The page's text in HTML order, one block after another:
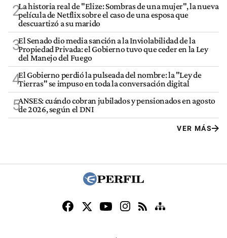
2La historia real de "Elize: Sombras de una mujer", la nueva
película de Netflix sobre el caso de una esposa que
descuartizó a su marido
3El Senado dio media sanción a la Inviolabilidad de la
Propiedad Privada: el Gobierno tuvo que ceder en la Ley
del Manejo del Fuego
4El Gobierno perdió la pulseada del nombre: la "Ley de
Tierras" se impuso en toda la conversación digital
5ANSES: cuándo cobran jubilados y pensionados en agosto
de 2026, según el DNI
VER MÁS